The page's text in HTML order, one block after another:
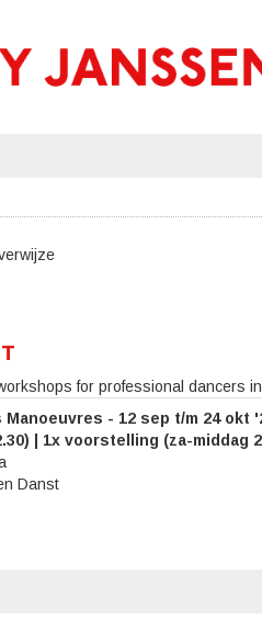
for professional dancers
- 12 sep t/m 24 okt
| 1x voorstelling (za-middag
Danst